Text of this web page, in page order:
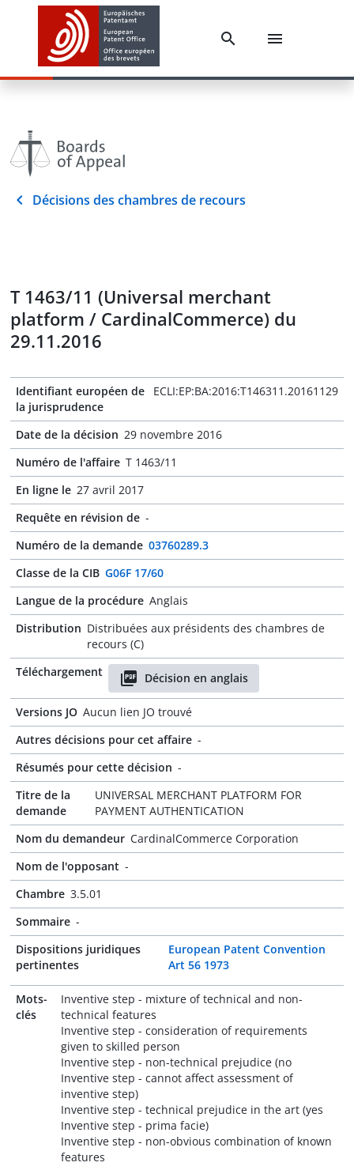
Décisions des chambres de recours
T 1463/11 (Universal merchant
platform / CardinalCommerce) du
29.11.2016
Identifiant européen de
la jurisprudence
ECLI:EP:BA:2016:T146311.20161129
Date de la décision 29 novembre 2016
Numéro de l'affaire T 1463/11
En ligne le 27 avril 2017
Requête en révision de -
Numéro de la demande 03760289.3
Classe de la CIB G06F 17/60
Langue de la procédure Anglais
Distribution Distribuées aux présidents des chambres de
recours (C)
Téléchargement
Décision en anglais
Versions JO Aucun lien JO trouvé
Autres décisions pour cet affaire -
Résumés pour cette décision -
Titre de la
demande
UNIVERSAL MERCHANT PLATFORM FOR
PAYMENT AUTHENTICATION
Nom du demandeur CardinalCommerce Corporation
Nom de l'opposant -
Chambre 3.5.01
Sommaire -
Dispositions juridiques
pertinentes
European Patent Convention
Art 56 1973
Mots-
clés
Inventive step - mixture of technical and non-
technical features
Inventive step - consideration of requirements
given to skilled person
Inventive step - non-technical prejudice (no
Inventive step - cannot affect assessment of
inventive step)
Inventive step - technical prejudice in the art (yes
Inventive step - prima facie)
Inventive step - non-obvious combination of known
features